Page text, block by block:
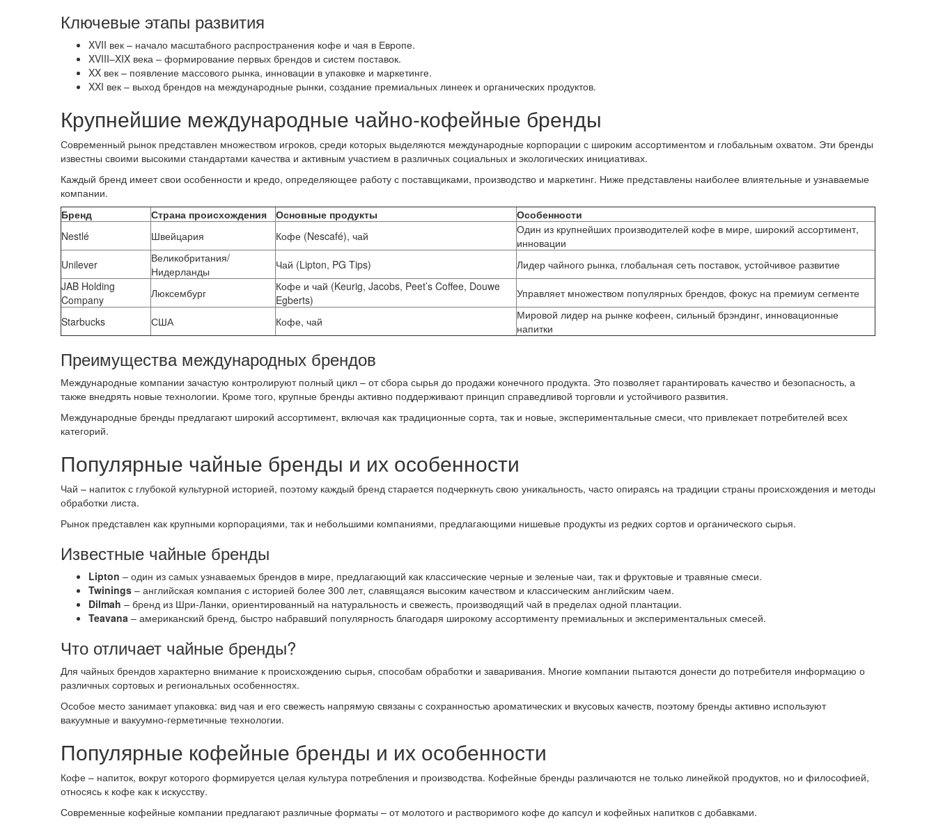
Ключевые этапы развития
XVII век – начало масштабного распространения кофе и чая в Европе.
XVIII–XIX века – формирование первых брендов и систем поставок.
XX век – появление массового рынка, инновации в упаковке и маркетинге.
XXI век – выход брендов на международные рынки, создание премиальных линеек и органических продуктов.
Крупнейшие международные чайно-кофейные бренды
Современный рынок представлен множеством игроков, среди которых выделяются международные корпорации с широким ассортиментом и глобальным охватом. Эти бренды
известны своими высокими стандартами качества и активным участием в различных социальных и экологических инициативах.
Каждый бренд имеет свои особенности и кредо, определяющее работу с поставщиками, производство и маркетинг. Ниже представлены наиболее влиятельные и узнаваемые
компании.
Бренд
Страна происхождения Основные продукты
Особенности
Nestlé
Швейцария Кофе (Nescafé), чай
Один из крупнейших производителей кофе в мире, широкий ассортимент,
инновации
Unilever
Великобритания/
Нидерланды
Чай (Lipton, PG Tips)
Лидер чайного рынка, глобальная сеть поставок, устойчивое развитие
JAB Holding
Company
Люксембург
Кофе и чай (Keurig, Jacobs, Peet’s Coffee, Douwe
Egberts)
Управляет множеством популярных брендов, фокус на премиум сегменте
Starbucks США Кофе, чай
Мировой лидер на рынке кофеен, сильный брэндинг, инновационные
напитки
Преимущества международных брендов
Международные компании зачастую контролируют полный цикл – от сбора сырья до продажи конечного продукта. Это позволяет гарантировать качество и безопасность, а
также внедрять новые технологии. Кроме того, крупные бренды активно поддерживают принцип справедливой торговли и устойчивого развития.
Международные бренды предлагают широкий ассортимент, включая как традиционные сорта, так и новые, экспериментальные смеси, что привлекает потребителей всех
категорий.
Популярные чайные бренды и их особенности
Чай – напиток с глубокой культурной историей, поэтому каждый бренд старается подчеркнуть свою уникальность, часто опираясь на традиции страны происхождения и методы
обработки листа.
Рынок представлен как крупными корпорациями, так и небольшими компаниями, предлагающими нишевые продукты из редких сортов и органического сырья.
Известные чайные бренды
Lipton – один из самых узнаваемых брендов в мире, предлагающий как классические черные и зеленые чаи, так и фруктовые и травяные смеси.
Twinings – английская компания с историей более 300 лет, славящаяся высоким качеством и классическим английским чаем.
Dilmah – бренд из Шри-Ланки, ориентированный на натуральность и свежесть, производящий чай в пределах одной плантации.
Teavana – американский бренд, быстро набравший популярность благодаря широкому ассортименту премиальных и экспериментальных смесей.
Что отличает чайные бренды?
Для чайных брендов характерно внимание к происхождению сырья, способам обработки и заваривания. Многие компании пытаются донести до потребителя информацию о
различных сортовых и региональных особенностях.
Особое место занимает упаковка: вид чая и его свежесть напрямую связаны с сохранностью ароматических и вкусовых качеств, поэтому бренды активно используют
вакуумные и вакуумно-герметичные технологии.
Популярные кофейные бренды и их особенности
Кофе – напиток, вокруг которого формируется целая культура потребления и производства. Кофейные бренды различаются не только линейкой продуктов, но и философией,
относясь к кофе как к искусству.
Современные кофейные компании предлагают различные форматы – от молотого и растворимого кофе до капсул и кофейных напитков с добавками.